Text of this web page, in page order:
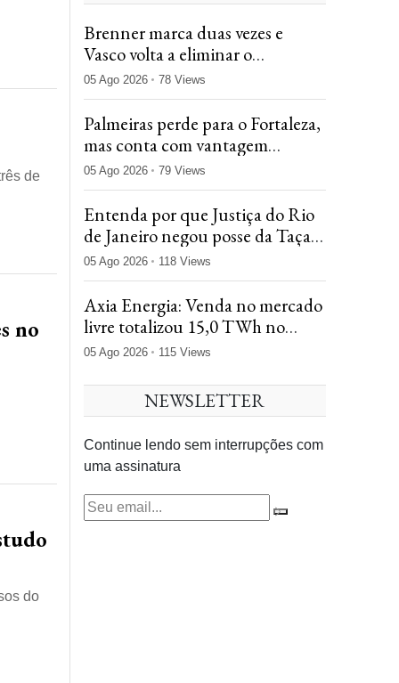
de
no
do
Brenner marca duas vezes e
Vasco volta a eliminar o
Fluminense na Copa do Brasil
05 Ago 2026 78 Views
Palmeiras perde para o Fortaleza,
mas conta com vantagem
agregada e avança na Copa do
Brasil
05 Ago 2026 79 Views
Entenda por que Justiça do Rio
de Janeiro negou posse da Taça
das Bolinhas ao Flamengo
05 Ago 2026 118 Views
Axia Energia: Venda no mercado
livre totalizou 15,0 TWh no
2tri26, queda de 9,7%
05 Ago 2026 115 Views
NEWSLETTER
Continue lendo sem interrupções com
uma assinatura